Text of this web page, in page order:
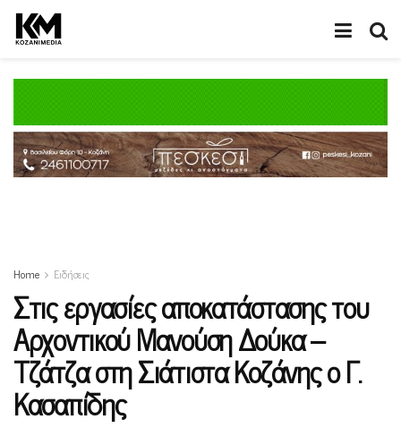
Home Ειδήσεις
Στις εργασίες αποκατάστασης του
Αρχοντικού Μανούση Δούκα –
Τζάτζα στη Σιάτιστα Κοζάνης ο Γ.
Κασαπίδης